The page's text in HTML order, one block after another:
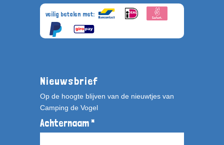
veilig betalen met:
Nieuwsbrief
Op de hoogte blijven van de nieuwtjes van
Camping de Vogel
Achternaam *